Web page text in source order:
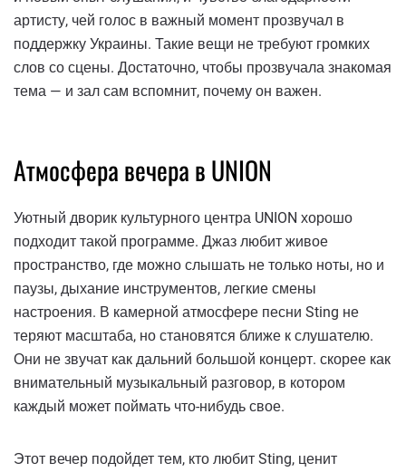
артисту, чей голос в важный момент прозвучал в
поддержку Украины. Такие вещи не требуют громких
слов со сцены. Достаточно, чтобы прозвучала знакомая
тема — и зал сам вспомнит, почему он важен.
Атмосфера вечера в UNION
Уютный дворик культурного центра UNION хорошо
подходит такой программе. Джаз любит живое
пространство, где можно слышать не только ноты, но и
паузы, дыхание инструментов, легкие смены
настроения. В камерной атмосфере песни Sting не
теряют масштаба, но становятся ближе к слушателю.
Они не звучат как дальний большой концерт. скорее как
внимательный музыкальный разговор, в котором
каждый может поймать что-нибудь свое.
Этот вечер подойдет тем, кто любит Sting, ценит